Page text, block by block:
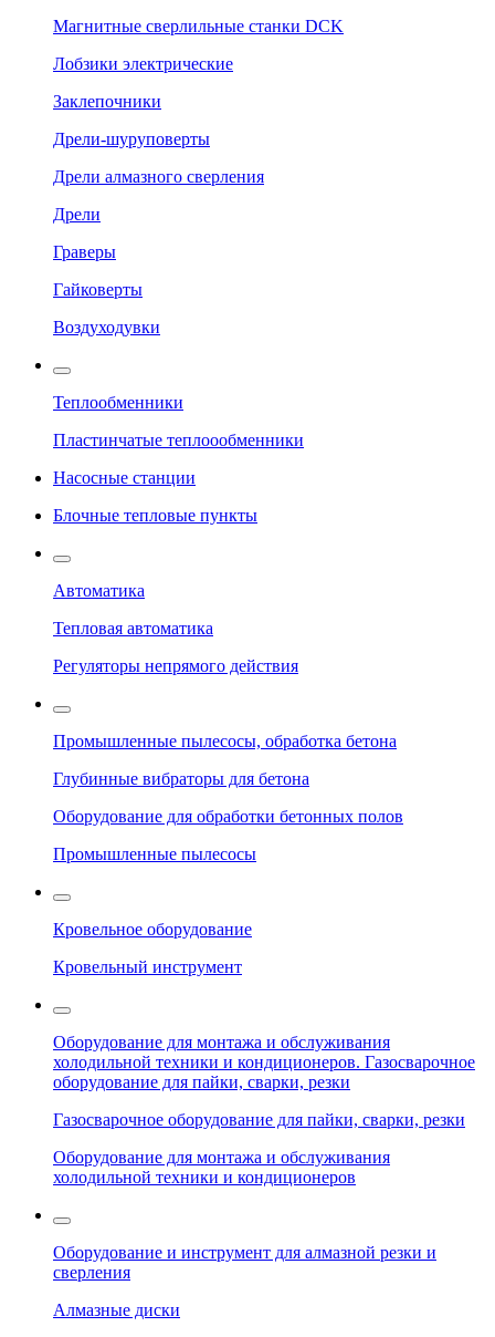
Магнитные сверлильные станки DCK
Лобзики электрические
Заклепочники
Дрели-шуруповерты
Дрели алмазного сверления
Дрели
Граверы
Гайковерты
Воздуходувки
Теплообменники
Пластинчатые теплоообменники
Насосные станции
Блочные тепловые пункты
Автоматика
Тепловая автоматика
Регуляторы непрямого действия
Промышленные пылесосы, обработка бетона
Глубинные вибраторы для бетона
Оборудование для обработки бетонных полов
Промышленные пылесосы
Кровельное оборудование
Кровельный инструмент
Оборудование для монтажа и обслуживания
холодильной техники и кондиционеров. Газосварочное
оборудование для пайки, сварки, резки
Газосварочное оборудование для пайки, сварки, резки
Оборудование для монтажа и обслуживания
холодильной техники и кондиционеров
Оборудование и инструмент для алмазной резки и
сверления
Алмазные диски